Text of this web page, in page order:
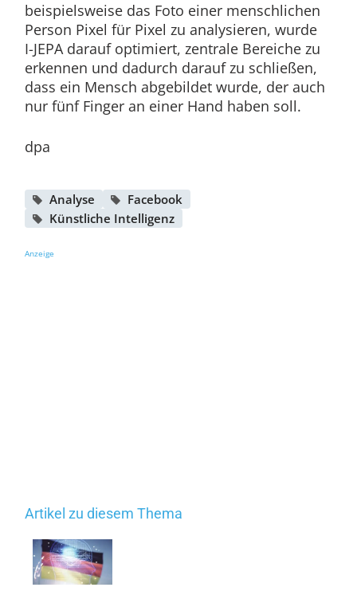
beispielsweise das Foto einer menschlichen
Person Pixel für Pixel zu analysieren, wurde
I-JEPA darauf optimiert, zentrale Bereiche zu
erkennen und dadurch darauf zu schließen,
dass ein Mensch abgebildet wurde, der auch
nur fünf Finger an einer Hand haben soll.
dpa
Analyse
Facebook
Künstliche Intelligenz
Anzeige
Artikel zu diesem Thema